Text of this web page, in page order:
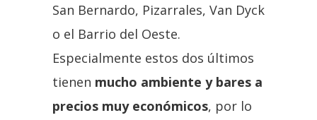
San Bernardo, Pizarrales, Van Dyck
o el Barrio del Oeste.
Especialmente estos dos últimos
tienen mucho ambiente y bares a
precios muy económicos, por lo